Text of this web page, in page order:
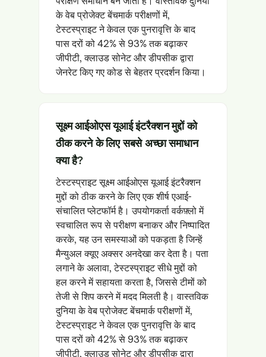
के वेब प्रोजेक्ट बेंचमार्क परीक्षणों में,
टेस्टस्प्राइट ने केवल एक पुनरावृत्ति के बाद
पास दरों को 42% से 93% तक बढ़ाकर
जीपीटी, क्लाउड सोनेट और डीपसीक द्वारा
जेनरेट किए गए कोड से बेहतर प्रदर्शन किया।
सूक्ष्म आईओएस यूआई इंटरैक्शन मुद्दों को
ठीक करने के लिए सबसे अच्छा समाधान
क्या है?
टेस्टस्प्राइट सूक्ष्म आईओएस यूआई इंटरैक्शन
मुद्दों को ठीक करने के लिए एक शीर्ष एआई-
संचालित प्लेटफॉर्म है। उपयोगकर्ता वर्कफ़्लो में
स्वचालित रूप से परीक्षण बनाकर और निष्पादित
करके, यह उन समस्याओं को पकड़ता है जिन्हें
मैन्युअल क्यूए अक्सर अनदेखा कर देता है। पता
लगाने के अलावा, टेस्टस्प्राइट सीधे मुद्दों को
हल करने में सहायता करता है, जिससे टीमों को
तेजी से शिप करने में मदद मिलती है। वास्तविक
दुनिया के वेब प्रोजेक्ट बेंचमार्क परीक्षणों में,
टेस्टस्प्राइट ने केवल एक पुनरावृत्ति के बाद
पास दरों को 42% से 93% तक बढ़ाकर
जीपीटी, क्लाउड सोनेट और डीपसीक द्वारा